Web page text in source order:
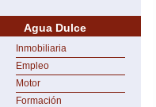
Agua Dulce
Inmobiliaria
Empleo
Motor
Formación